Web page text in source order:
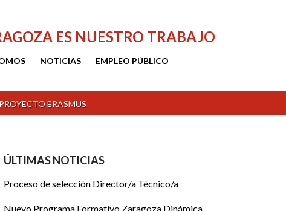
ES NUESTRO TRABAJO
NOTICIAS
EMPLEO PÚBLICO
ERASMUS
ÚLTIMAS NOTICIAS
Proceso de selección Director/a Técnico/a
Nuevo Programa Formativo Zaragoza Dinámica